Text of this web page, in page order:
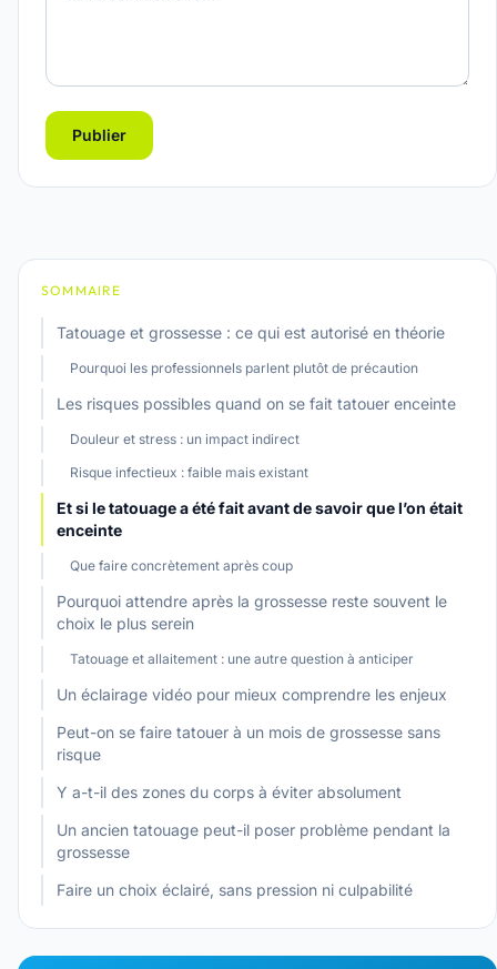
Publier
SOMMAIRE
Tatouage et grossesse : ce qui est autorisé en théorie
Pourquoi les professionnels parlent plutôt de précaution
Les risques possibles quand on se fait tatouer enceinte
Douleur et stress : un impact indirect
Risque infectieux : faible mais existant
Et si le tatouage a été fait avant de savoir que l’on était
enceinte
Que faire concrètement après coup
Pourquoi attendre après la grossesse reste souvent le
choix le plus serein
Tatouage et allaitement : une autre question à anticiper
Un éclairage vidéo pour mieux comprendre les enjeux
Peut-on se faire tatouer à un mois de grossesse sans
risque
Y a-t-il des zones du corps à éviter absolument
Un ancien tatouage peut-il poser problème pendant la
grossesse
Faire un choix éclairé, sans pression ni culpabilité